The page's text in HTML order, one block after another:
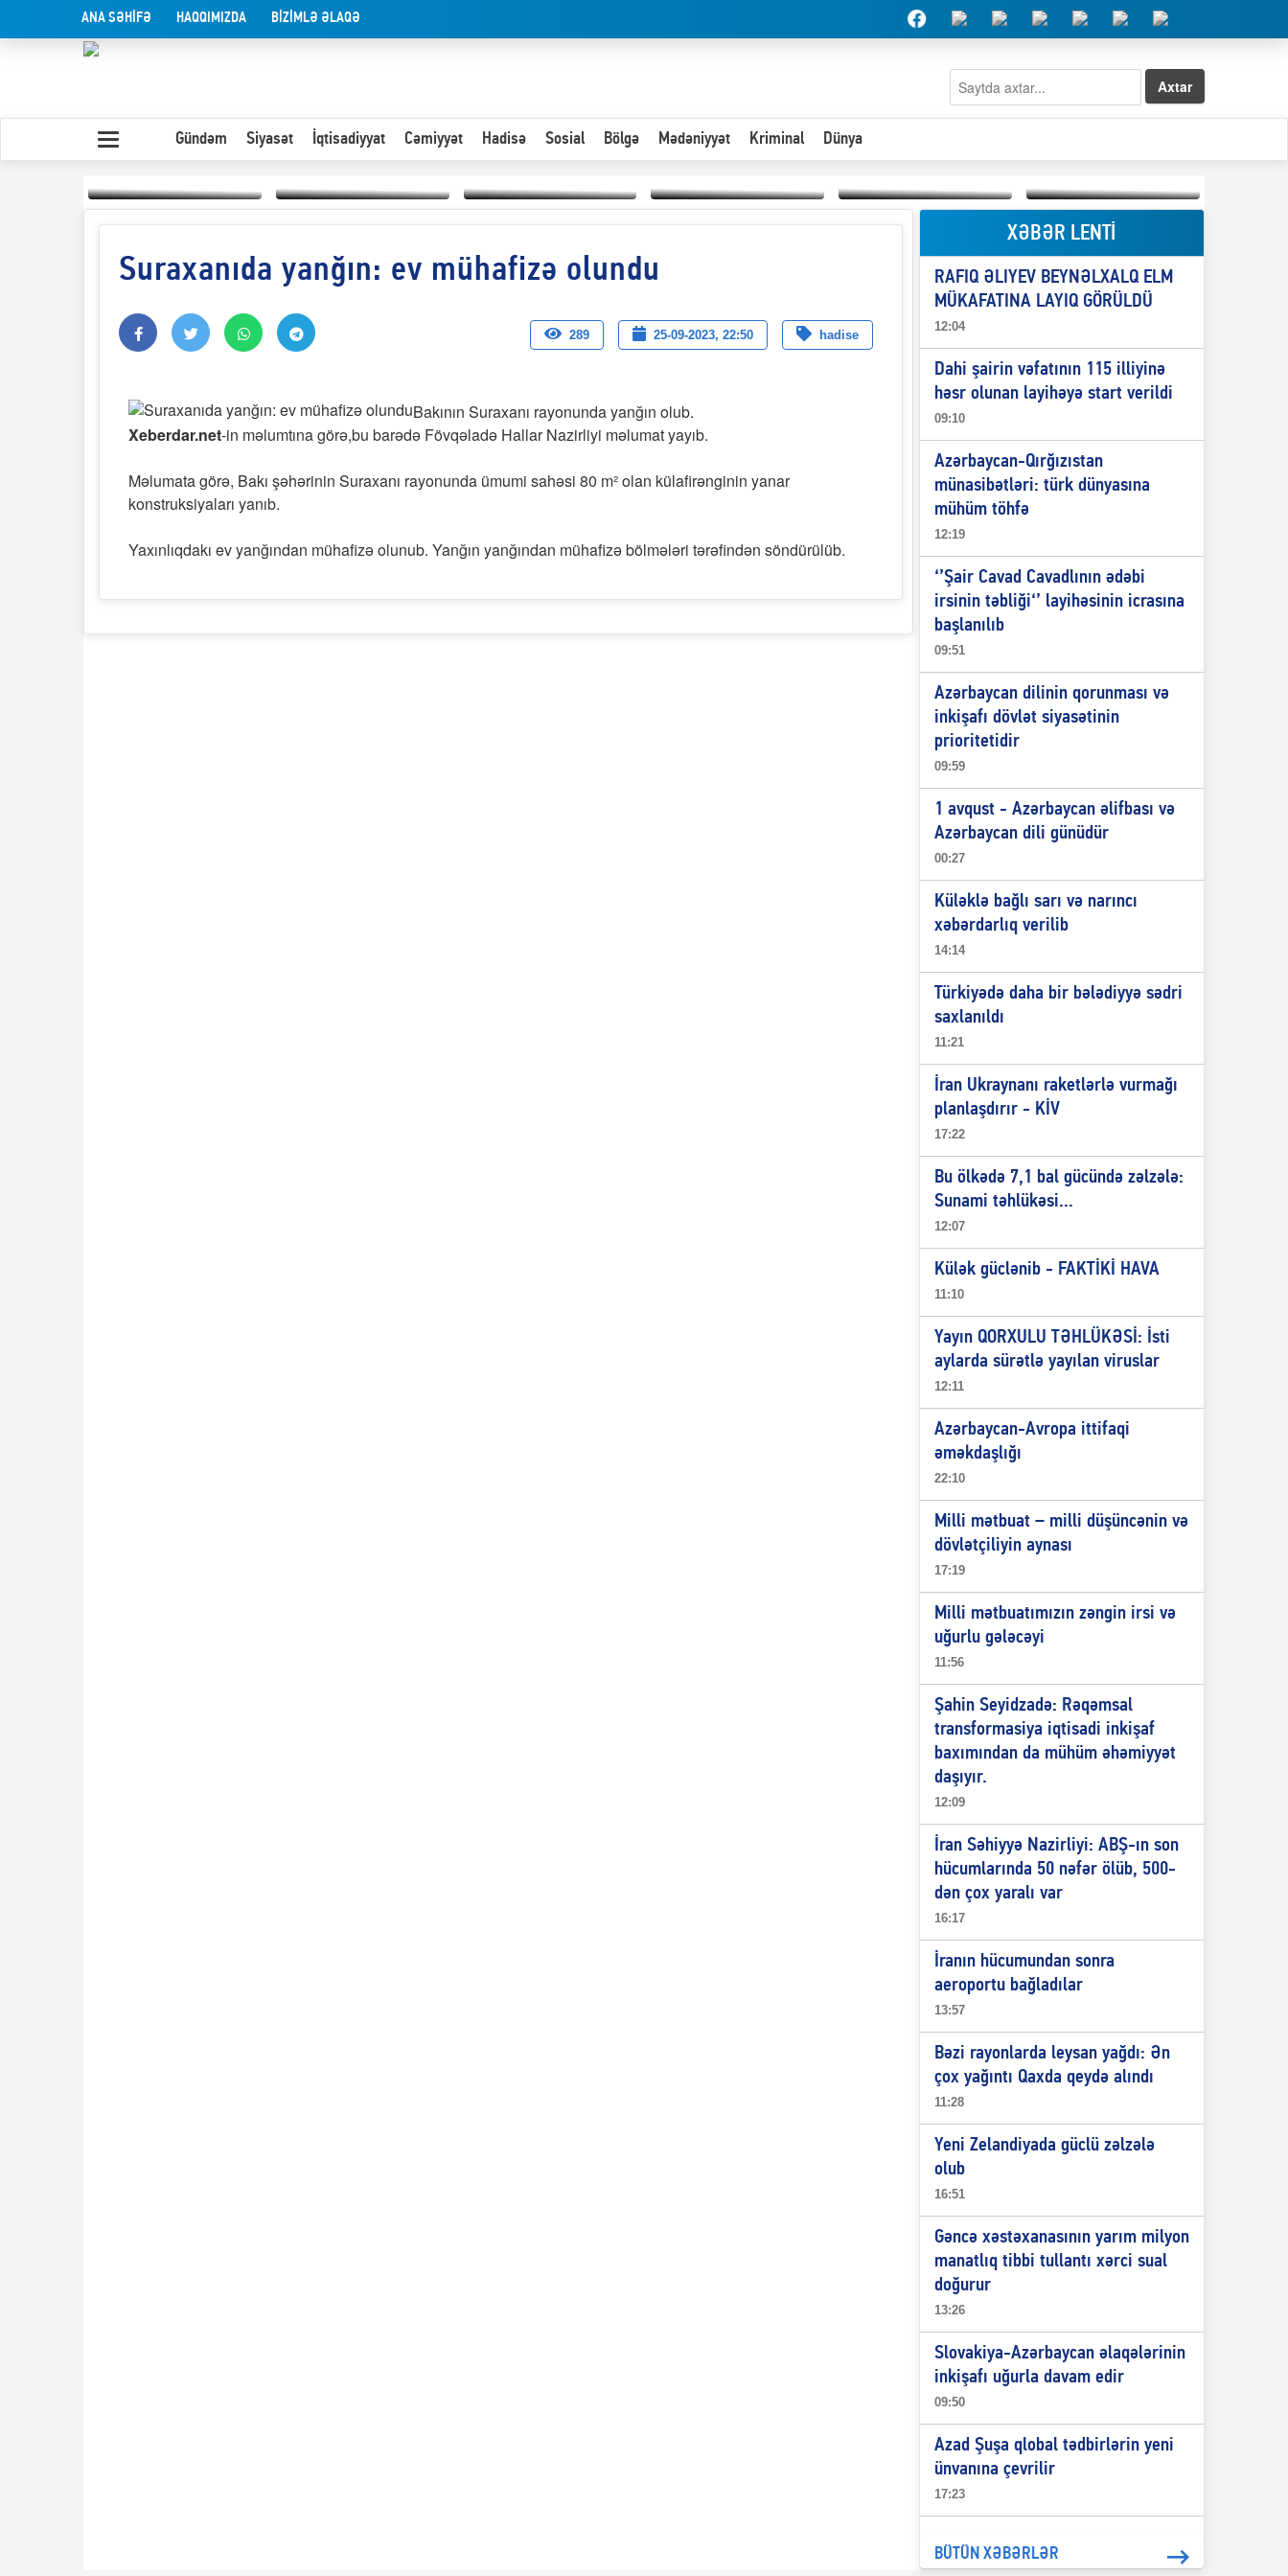
ANA SƏHİFƏ HAQQIMIZDA BİZİMLƏ ƏLAQƏ
Axtar
Gündəm Siyasət İqtisadiyyat Cəmiyyət Hadisə Sosial Bölgə Mədəniyyət Kriminal Dünya
Yaxın Şərqdəki
müharibənin qısa Olduğu kimi görünən
Paytaxta giriş vizası —
"Xoş gəldin, cibində
“Qeyri-səlis məntiq və
dil-nitq” elmimizə
Elşad Abdullayevin
erməniləri
maliyyələşdirən oğlu
niyə Azərbaycana
ekstradisiya olunmur?
Suraxanıda yanğın: ev mühafizə olundu
289 25-09-2023, 22:50 hadise
Bakının Suraxanı rayonunda yanğın olub.
Xeberdar.net-in məlumtına görə,bu barədə Fövqəladə Hallar Nazirliyi məlumat yayıb.
Məlumata görə, Bakı şəhərinin Suraxanı rayonunda ümumi sahəsi 80 m² olan külafirənginin yanar
konstruksiyaları yanıb.
Yaxınlıqdakı ev yanğından mühafizə olunub. Yanğın yanğından mühafizə bölmələri tərəfindən söndürülüb.
XƏBƏR LENTİ
RAFIQ ƏLIYEV BEYNƏLXALQ ELM
MÜKAFATINA LAYIQ GÖRÜLDÜ
12:04
Dahi şairin vəfatının 115 illiyinə
həsr olunan layihəyə start verildi
09:10
Azərbaycan-Qırğızıstan
münasibətləri: türk dünyasına
mühüm töhfə
12:19
‘’Şair Cavad Cavadlının ədəbi
irsinin təbliği‘’ layihəsinin icrasına
başlanılıb
09:51
Azərbaycan dilinin qorunması və
inkişafı dövlət siyasətinin
prioritetidir
09:59
1 avqust - Azərbaycan əlifbası və
Azərbaycan dili günüdür
00:27
Küləklə bağlı sarı və narıncı
xəbərdarlıq verilib
14:14
Türkiyədə daha bir bələdiyyə sədri
saxlanıldı
11:21
İran Ukraynanı raketlərlə vurmağı
planlaşdırır - KİV
17:22
Bu ölkədə 7,1 bal gücündə zəlzələ:
Sunami təhlükəsi...
12:07
Külək güclənib - FAKTİKİ HAVA
11:10
Yayın QORXULU TƏHLÜKƏSİ: İsti
aylarda sürətlə yayılan viruslar
12:11
Azərbaycan-Avropa ittifaqi
əməkdaşlığı
22:10
Milli mətbuat – milli düşüncənin və
dövlətçiliyin aynası
17:19
Milli mətbuatımızın zəngin irsi və
uğurlu gələcəyi
11:56
Şahin Seyidzadə: Rəqəmsal
transformasiya iqtisadi inkişaf
baxımından da mühüm əhəmiyyət
daşıyır.
12:09
İran Səhiyyə Nazirliyi: ABŞ-ın son
hücumlarında 50 nəfər ölüb, 500-
dən çox yaralı var
16:17
İranın hücumundan sonra
aeroportu bağladılar
13:57
Bəzi rayonlarda leysan yağdı: Ən
çox yağıntı Qaxda qeydə alındı
11:28
Yeni Zelandiyada güclü zəlzələ
olub
16:51
Gəncə xəstəxanasının yarım milyon
manatlıq tibbi tullantı xərci sual
doğurur
13:26
Slovakiya-Azərbaycan əlaqələrinin
inkişafı uğurla davam edir
09:50
Azad Şuşa qlobal tədbirlərin yeni
ünvanına çevrilir
17:23
BÜTÜN XƏBƏRLƏR